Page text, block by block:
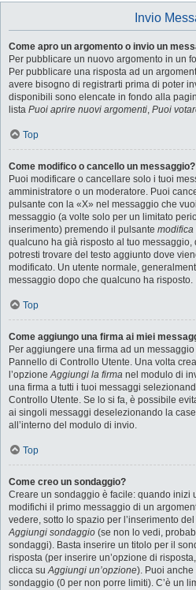
Invio
Come apro un argomento o invio un
Per pubblicare un nuovo argomento in un
Per pubblicare una risposta ad un
avere bisogno di registrarti prima di poter
disponibili sono elencate in fondo alla
lista Puoi aprire nuovi argomenti, Puoi
Top
Come modifico o cancello un messaggio?
Puoi modificare o cancellare solo i tuoi
amministratore o un moderatore. Puoi
pulsante con la «X» nel messaggio che
messaggio (a volte solo per un limitato
inserimento) premendo il pulsante modifica
qualcuno ha già risposto al tuo
potresti trovare del testo aggiunto dove
modificato. Un utente normale,
messaggio dopo che qualcuno ha risposto.
Top
Come aggiungo una firma ai miei
Per aggiungere una firma ad un
Pannello di Controllo Utente. Una volta
l’opzioneAggiungi la firma nel modulo di
una firma a tutti i tuoi messaggi
Controllo Utente. Se lo si fa, è possibile
ai singoli messaggi deselezionando la
all’interno del modulo di invio.
Top
Come creo un sondaggio?
Creare un sondaggio è facile: quando inizi
modifichi il primo messaggio di un
vedere, sotto lo spazio per l’inserimento
Aggiungi sondaggio (se non lo vedi,
sondaggi). Basta inserire un titolo per il
risposta (per inserire un’opzione di
clicca suAggiungi un’opzione). Puoi anche
sondaggio (0 per non porre limiti). C’è un